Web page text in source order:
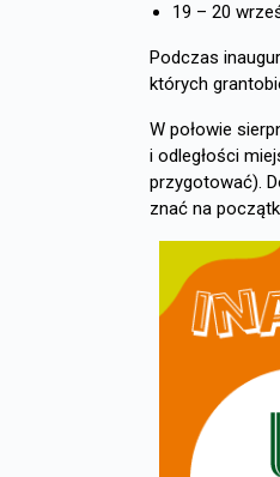
19 – 20
Podczas
których
W połowie
i odległości
przygotować).
znać na